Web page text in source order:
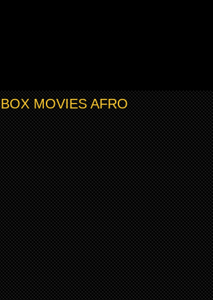
BOX MOVIES AFRO